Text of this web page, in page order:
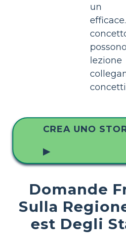
un
CREA UNO
▶
Domande
Sulla
est Degli